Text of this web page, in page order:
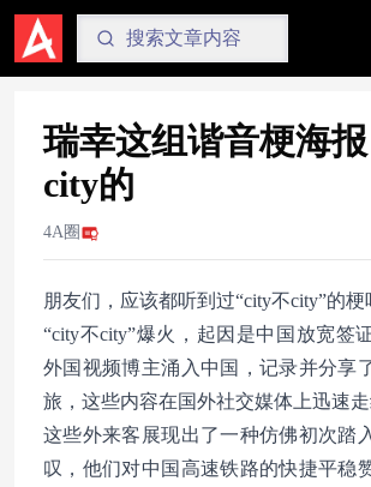
瑞幸这组谐音梗海
city的
4A圈
朋友们，应该都听到过“city不city”的梗
“city不city”爆火，起因是中国放宽签
外国视频博主涌入中国，记录并分享
旅，这些内容在国外社交媒体上迅速走
这些外来客展现出了一种仿佛初次踏
叹，他们对中国高速铁路的快捷平稳